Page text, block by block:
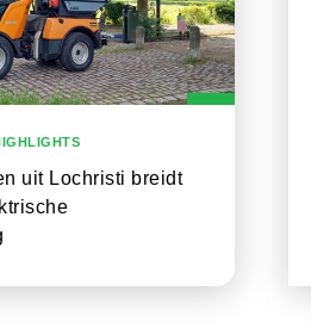
uit Lochristi breidt